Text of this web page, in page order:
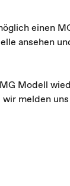
einen
ansehen
Modell
melden